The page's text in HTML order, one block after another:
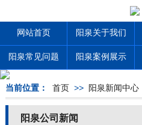
网站首页 阳泉关于我们
阳泉常见问题 阳泉案例展示
当前位置： 首页 >> 阳泉新闻中心
阳泉公司新闻